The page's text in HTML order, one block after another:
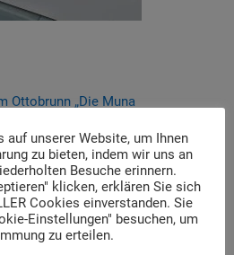
Ottobrunn „Die Muna
für das diesjährige
stehen fest
Launch der digitalen
auf unserer Website, um Ihnen
zu bieten, indem wir uns an
Besuche erinnern.
klicken, erklären Sie sich
Cookies einverstanden. Sie
Einstellungen" besuchen, um
zu erteilen.